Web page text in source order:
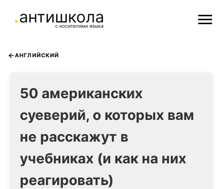
АНГЛИЙСКИЙ
50 американских
суеверий, о которых вам
не расскажут в
учебниках (и как на них
реагировать)